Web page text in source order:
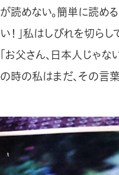
が読めない。簡単に読め
い！」私はしびれを切らし
「お父さん、日本人じゃな
の時の私はまだ、その言